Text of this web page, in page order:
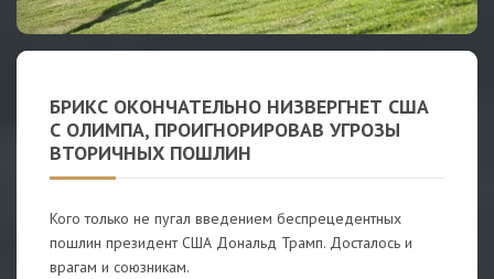
БРИКС ОКОНЧАТЕЛЬНО НИЗВЕРГНЕТ США
С ОЛИМПА, ПРОИГНОРИРОВАВ УГРОЗЫ
ВТОРИЧНЫХ ПОШЛИН
Кого только не пугал введением беспрецедентных
пошлин президент США Дональд Трамп. Досталось и
врагам и союзникам.